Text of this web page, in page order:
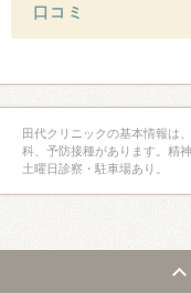
口コミ
田代クリニックの基本情報は
科、予防接種があります。精
土曜日診察・駐車場あり。